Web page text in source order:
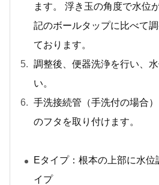
ます。 浮き玉の角度で水位
記のボールタップに比べて
ております。
調整後、便器洗浄を行い、
い。
手洗接続管（手洗付の場合
のフタを取り付けます。
Eタイプ：根本の上部に水位
イプ